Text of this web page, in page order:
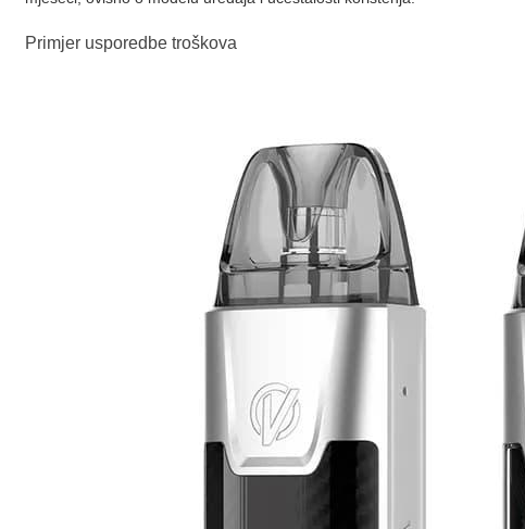
Primjer usporedbe troškova